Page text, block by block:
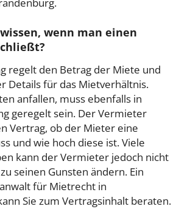
wenn man einen
regelt den Betrag der Miete und
Details für das Mietverhältnis.
anfallen, muss ebenfalls in
geregelt sein. Der Vermieter
Vertrag, ob der Mieter eine
und wie hoch diese ist. Viele
kann der Vermieter jedoch nicht
seinen Gunsten ändern. Ein
für Mietrecht in
Sie zum Vertragsinhalt beraten.